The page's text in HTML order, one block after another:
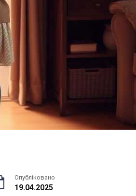
Опубліковано
19.04.2025